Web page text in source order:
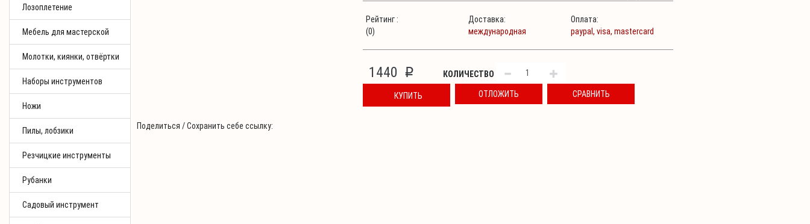
Лозоплетение
Мебель для мастерской
Молотки, киянки, отвёртки
Наборы инструментов
Ножи
Пилы, лобзики
Резчицкие инструменты
Рубанки
Садовый инструмент
Поделиться / Сохранить себе ссылку:
Рейтинг :
(0)
Доставка:
международная
Оплата:
paypal, visa, mastercard
1440 p КОЛИЧЕСТВО
КУПИТЬ ОТЛОЖИТЬ СРАВНИТЬ